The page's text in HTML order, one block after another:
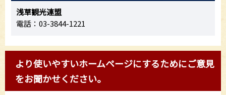
浅草観光連盟
電話：03-3844-1221
より使いやすいホームページにするためにご意見
をお聞かせください。